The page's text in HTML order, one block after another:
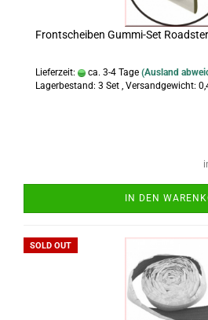
Frontscheiben Gummi-Set
Lieferzeit: ca. 3-4 Tage (Ausland
Lagerbestand: 3 Set , Versandgewicht:
IN DEN
SOLD OUT